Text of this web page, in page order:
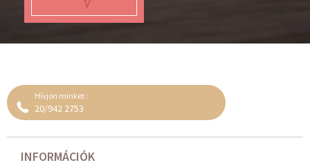
Hívjon minket :
20/942 2753
INFORMÁCIÓK